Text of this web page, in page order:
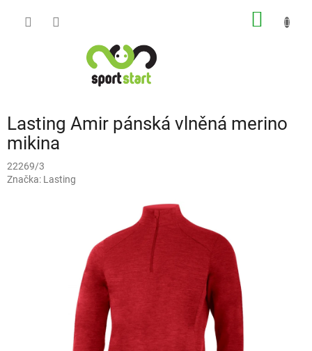
Lasting Amir pánská vlněná merino
mikina
22269/3
Značka: Lasting